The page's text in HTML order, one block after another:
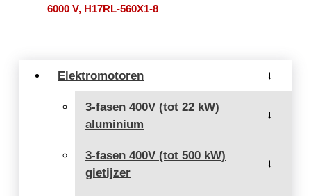
Elektromotoren →
3-fasen 400V (tot 22 kW)
aluminium
→
3-fasen 400V (tot 500 kW)
gietijzer
→
6000 V, H17RL-560X1-8